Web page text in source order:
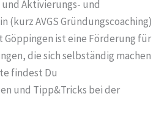
Aktivierungs- und
(kurz AVGS Gründungscoaching)
ist eine Förderung für
die sich selbständig machen
findest Du
und Tipp&Tricks bei der